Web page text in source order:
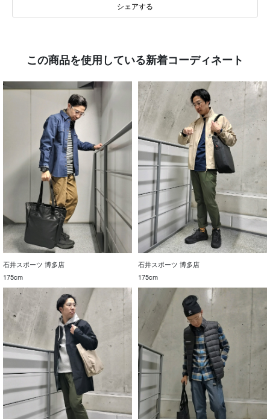
シェアする
この商品を使用している新着コーディネート
石井スポーツ 博多店
175cm
石井スポーツ 博多店
175cm